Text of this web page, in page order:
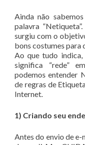
Ainda não
palavra
surgiu com o
bons costumes para
Ao que tudo indica,
significa “rede”
podemos entender
de regras de
Internet.
1) Criando seu
Antes do envio de e-